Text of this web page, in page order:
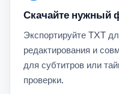
Скачайте нужный
Экспортируйте TXT
редактирования и
для субтитров или
проверки.